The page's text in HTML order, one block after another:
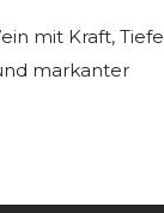
mit Kraft, Tiefe
markanter